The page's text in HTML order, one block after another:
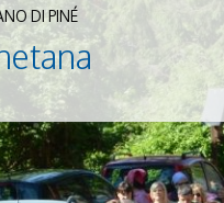
DI PINÉ